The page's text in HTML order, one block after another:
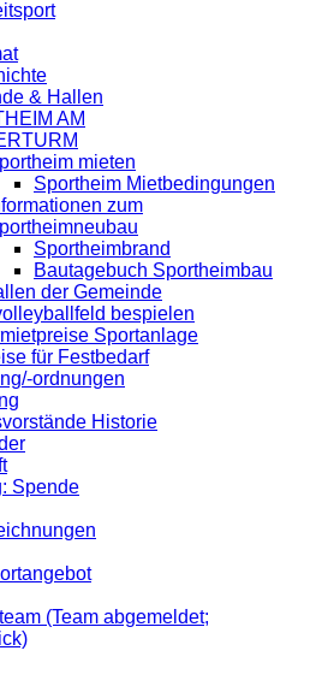
& Hallen
AM
mieten
Sportheim Mietbedingungen
zum
Sportheimbrand
Bautagebuch Sportheimbau
der Gemeinde
bespielen
Sportanlage
für Festbedarf
ordnungen
Historie
Spende
(Team abgemeldet;